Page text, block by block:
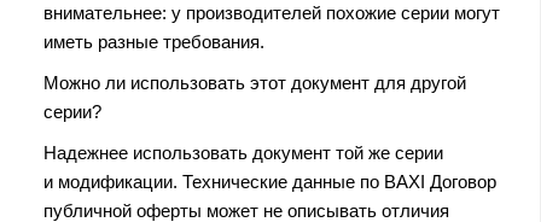
внимательнее: у производителей похожие серии могут
иметь разные требования.
Можно ли использовать этот документ для другой
серии?
Надежнее использовать документ той же серии
и модификации. Технические данные по BAXI Договор
публичной оферты может не описывать отличия